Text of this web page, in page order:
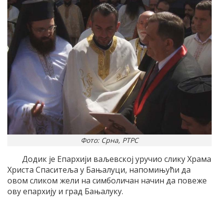
Фото: Срна, РТРС
Додик је Епархији ваљевској уручио слику Храма
Христа Спаситеља у Бањалуци, напомињући да
овом сликом жели на симболичан начин да повеже
ову епархију и град Бањалуку.